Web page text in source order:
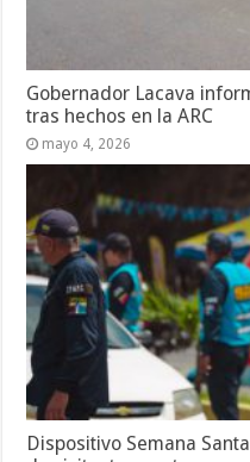
Gobernador Lacava
tras hechos en la ARC
mayo 4, 2026
Dispositivo Semana